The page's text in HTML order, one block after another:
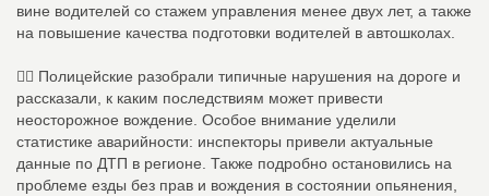
вине водителей со стажем управления менее двух лет, а также
на повышение качества подготовки водителей в автошколах.
👮‍♂ Полицейские разобрали типичные нарушения на дороге и
рассказали, к каким последствиям может привести
неосторожное вождение. Особое внимание уделили
статистике аварийности: инспекторы привели актуальные
данные по ДТП в регионе. Также подробно остановились на
проблеме езды без прав и вождения в состоянии опьянения,